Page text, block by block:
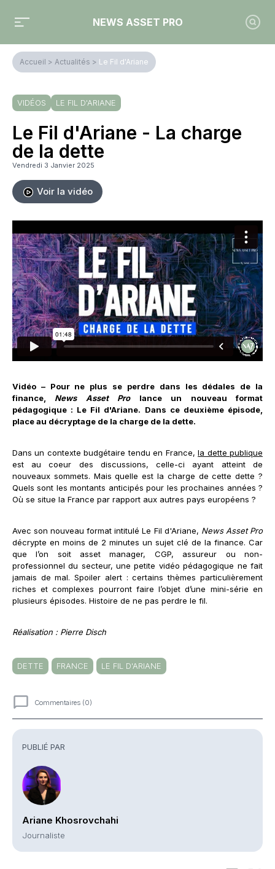
NEWS ASSET PRO
Accueil > Actualités > Le Fil d'Ariane
PUBLIÉ PAR
Ariane Khosrovchahi
Journaliste
VIDÉOS LE FIL D'ARIANE
Le Fil d'Ariane - La charge
de la dette
Vendredi 3 Janvier 2025
Voir la vidéo
Vidéo – Pour ne plus se perdre dans les dédales de la
finance, News Asset Prolance un nouveau format
pédagogique : Le Fil d'Ariane. Dans ce deuxième épisode,
place au décryptage de la charge de la dette.
Dans un contexte budgétaire tendu en France,la dette publique
est au coeur des discussions, celle-ci ayant atteint de
nouveaux sommets. Mais quelle est la charge de cette dette ?
Quels sont les montants anticipés pour les prochaines années ?
Où se situe la France par rapport aux autres pays européens ?
Avec son nouveau format intitulé Le Fil d'Ariane, News Asset Pro
décrypte en moins de 2 minutes un sujet clé de la finance. Car
que l’on soit asset manager, CGP, assureur ou non-
professionnel du secteur, une petite vidéo pédagogique ne fait
jamais de mal. Spoiler alert : certains thèmes particulièrement
riches et complexes pourront faire l’objet d’une mini-série en
plusieurs épisodes. Histoire de ne pas perdre le fil.
Réalisation : Pierre Disch
DETTE FRANCE LE FIL D'ARIANE
Commentaires (0)